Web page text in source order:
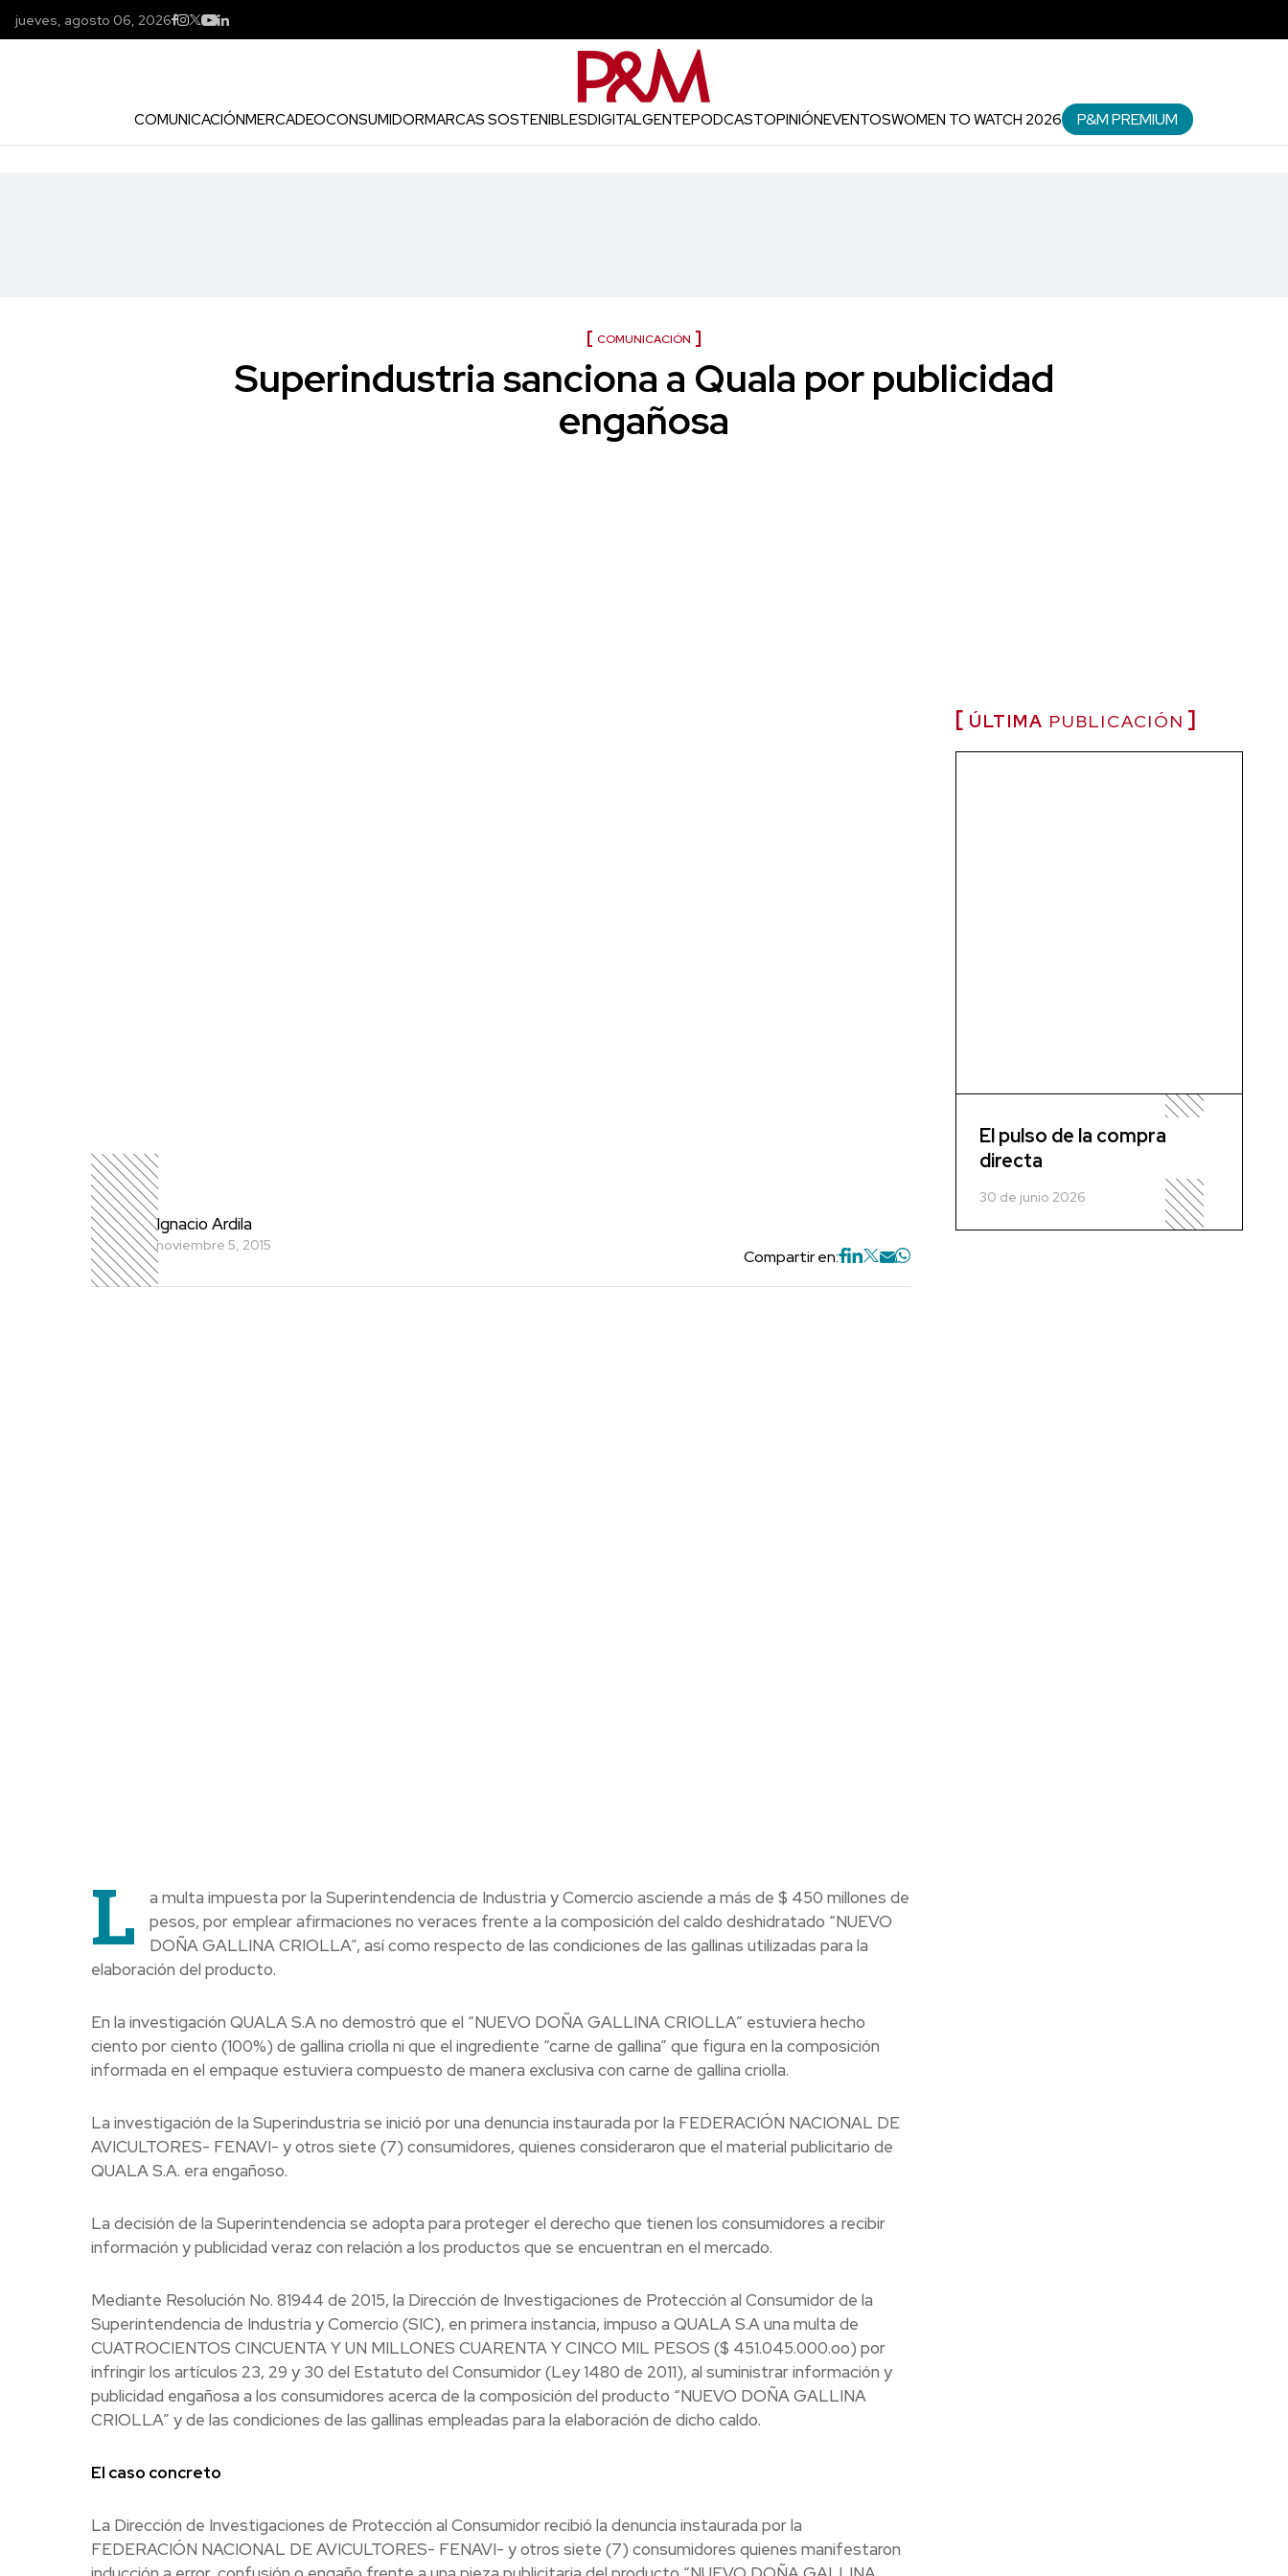
jueves, agosto 06, 2026
COMUNICACIÓNMERCADEOCONSUMIDORMARCAS SOSTENIBLESDIGITALGENTEPODCASTOPINIÓNEVENTOSWOMEN TO WATCH 2026 P&M PREMIUM
COMUNICACIÓN
Superindustria sanciona a Quala por publicidad
engañosa
Ignacio Ardila
noviembre 5, 2015
Compartir en:
L
a multa impuesta por la Superintendencia de Industria y Comercio asciende a más de $ 450 millones de
pesos, por emplear afirmaciones no veraces frente a la composición del caldo deshidratado “NUEVO
DOÑA GALLINA CRIOLLA”, así como respecto de las condiciones de las gallinas utilizadas para la
elaboración del producto.
En la investigación QUALA S.A no demostró que el “NUEVO DOÑA GALLINA CRIOLLA” estuviera hecho
ciento por ciento (100%) de gallina criolla ni que el ingrediente “carne de gallina” que figura en la composición
informada en el empaque estuviera compuesto de manera exclusiva con carne de gallina criolla.
La investigación de la Superindustria se inició por una denuncia instaurada por la FEDERACIÓN NACIONAL DE
AVICULTORES- FENAVI- y otros siete (7) consumidores, quienes consideraron que el material publicitario de
QUALA S.A. era engañoso.
La decisión de la Superintendencia se adopta para proteger el derecho que tienen los consumidores a recibir
información y publicidad veraz con relación a los productos que se encuentran en el mercado.
Mediante Resolución No. 81944 de 2015, la Dirección de Investigaciones de Protección al Consumidor de la
Superintendencia de Industria y Comercio (SIC), en primera instancia, impuso a QUALA S.A una multa de
CUATROCIENTOS CINCUENTA Y UN MILLONES CUARENTA Y CINCO MIL PESOS ($ 451.045.000.oo) por
infringir los artículos 23, 29 y 30 del Estatuto del Consumidor (Ley 1480 de 2011), al suministrar información y
publicidad engañosa a los consumidores acerca de la composición del producto “NUEVO DOÑA GALLINA
CRIOLLA” y de las condiciones de las gallinas empleadas para la elaboración de dicho caldo.
El caso concreto
La Dirección de Investigaciones de Protección al Consumidor recibió la denuncia instaurada por la
FEDERACIÓN NACIONAL DE AVICULTORES- FENAVI- y otros siete (7) consumidores quienes manifestaron
ÚLTIMA PUBLICACIÓN
El pulso de la compra
directa
30 de junio 2026